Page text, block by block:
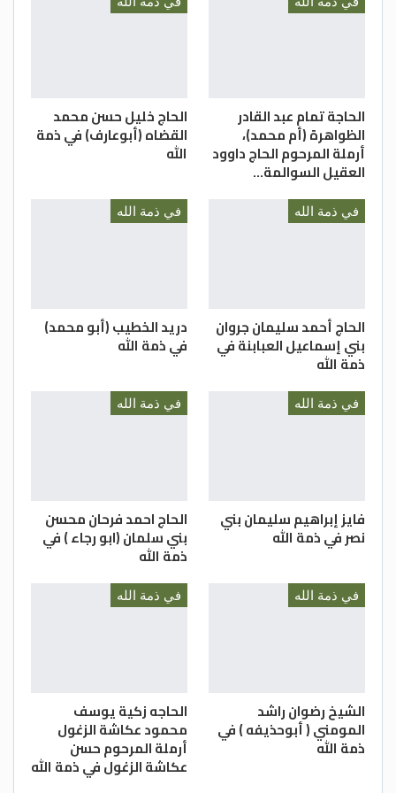
والبرد و نقها من الخطايا كما ينقى الثوب
إنا لله وإنا اليه راجعون
الحاجة تمام عبد القادر
الظواهرة (أم محمد)،
أرملة المرحوم الحاج داوود
العقيل السوالمة…
الحاج خليل حسن محمد
القضاه (أبوعارف) في ذمة
الله
في ذمة الله
الحاج أحمد سليمان جروان
بني إسماعيل العبابنة في
ذمة الله
في ذمة الله
دريد الخطيب (أبو محمد)
في ذمة الله
في ذمة الله
فايز إبراهيم سليمان بني
نصر في ذمة الله
في ذمة الله
الحاج احمد فرحان محسن
بني سلمان (ابو رجاء ) في
ذمة الله
في ذمة الله
الشيخ رضوان راشد
المومني ( أبوحذيفه ) في
ذمة الله
في ذمة الله
الحاجه زكية يوسف
محمود عكاشة الزغول
أرملة المرحوم حسن
عكاشة الزغول في ذمة الله